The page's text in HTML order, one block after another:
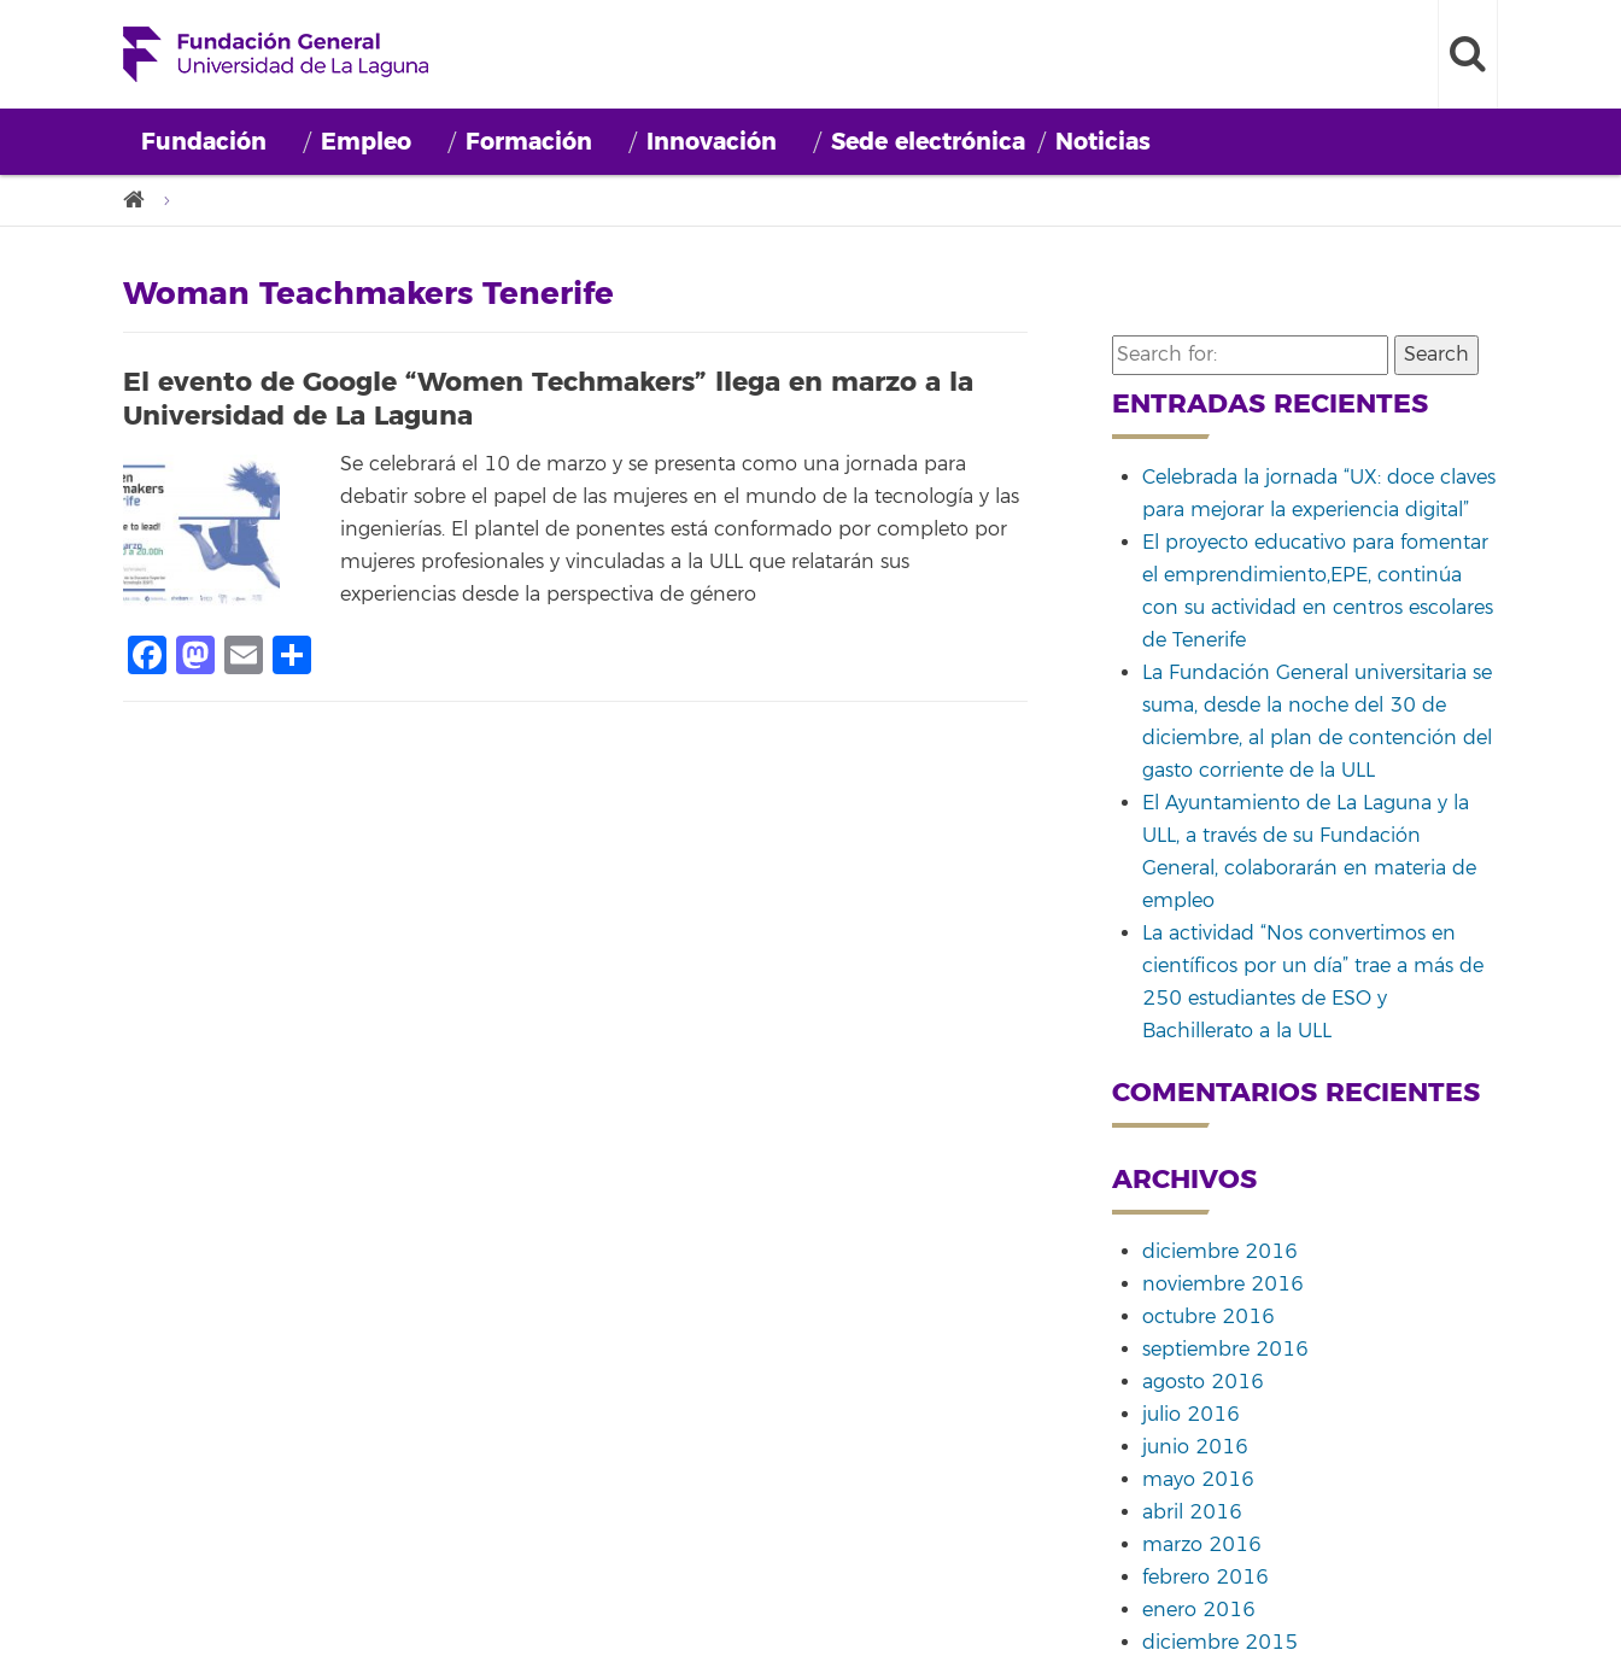
Fundación Empleo Formación Innovación Sede electrónica Noticias
Woman Teachmakers Tenerife
El evento de Google “Women Techmakers” llega en marzo a la
Universidad de La Laguna
Se celebrará el 10 de marzo y se presenta como una jornada para
debatir sobre el papel de las mujeres en el mundo de la tecnología y las
ingenierías. El plantel de ponentes está conformado por completo por
mujeres profesionales y vinculadas a la ULL que relatarán sus
experiencias desde la perspectiva de género
Facebook
Mastodon
Email
Search
for:
ENTRADAS RECIENTES
Celebrada la jornada “UX: doce claves
para mejorar la experiencia digital”
El proyecto educativo para fomentar
el emprendimiento,EPE, continúa
con su actividad en centros escolares
de Tenerife
La Fundación General universitaria se
suma, desde la noche del 30 de
diciembre, al plan de contención del
gasto corriente de la ULL
El Ayuntamiento de La Laguna y la
ULL, a través de su Fundación
General, colaborarán en materia de
empleo
La actividad “Nos convertimos en
científicos por un día” trae a más de
250 estudiantes de ESO y
Bachillerato a la ULL
COMENTARIOS RECIENTES
ARCHIVOS
diciembre 2016
noviembre 2016
octubre 2016
septiembre 2016
agosto 2016
julio 2016
junio 2016
mayo 2016
abril 2016
marzo 2016
febrero 2016
enero 2016
diciembre 2015